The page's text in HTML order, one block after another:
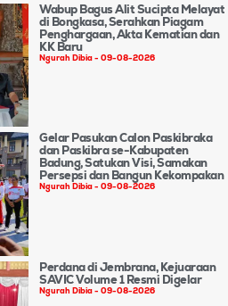
Wabup Bagus Alit Sucipta Melayat
di Bongkasa, Serahkan Piagam
Penghargaan, Akta Kematian dan
KK Baru
Ngurah Dibia 09-08-2026
Gelar Pasukan Calon Paskibraka
dan Paskibra se-Kabupaten
Badung, Satukan Visi, Samakan
Persepsi dan Bangun Kekompakan
Ngurah Dibia 09-08-2026
Perdana di Jembrana, Kejuaraan
SAVIC Volume 1 Resmi Digelar
Ngurah Dibia 09-08-2026